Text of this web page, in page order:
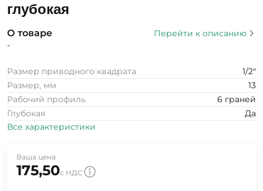
глубокая
О товаре
Перейти к описанию
-
Размер приводного квадрата
1/2"
Размер, мм
13
Рабочий профиль
6 граней
Глубокая
Да
Все характеристики
Ваша цена
175,50с НДС